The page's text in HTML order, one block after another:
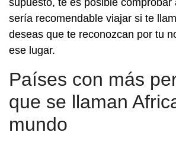
supuesto, te es posible comprobar
sería recomendable viajar si te
deseas que te reconozcan por tu
ese lugar.
Países con más
que se llaman
mundo